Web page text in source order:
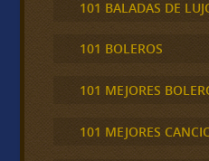
101 BALADAS DE
101 BOLEROS
101 MEJORES
101 MEJORES